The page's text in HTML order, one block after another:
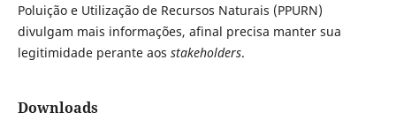
Poluição e Utilização de Recursos Naturais (PPURN)
divulgam mais informações, afinal precisa manter sua
legitimidade perante aos stakeholders.
Downloads